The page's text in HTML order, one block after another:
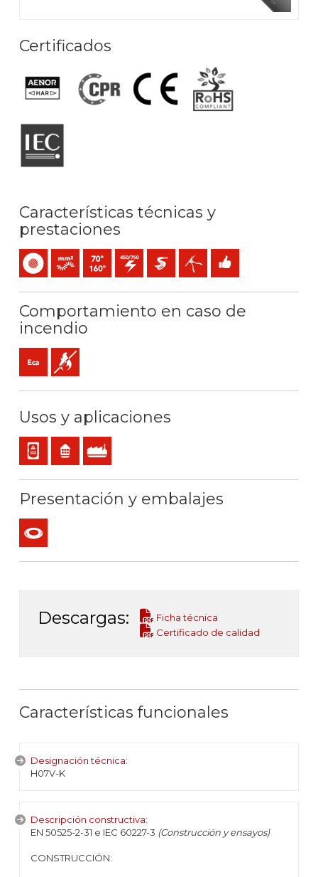
Certificados
Características técnicas y
prestaciones
Unipolar Conductor flexible (clase 5) mm2
Temperatura máx. servicio: 70ºC / 160ºC
450 / 750 V C.A.Extra-deslizante
Fácil peladoFácil instalación
Comportamiento en caso de
incendio
Eca (reacción al fuego)
No propagador de la llama
Usos y aplicaciones
Cableado interno de cuadros o equipos
ResidencialUso industrial
Presentación y embalajes
Descargas:
Ficha técnica
Certificado de calidad
Características funcionales
Designación técnica:
H07V-K
Descripción constructiva:
EN 50525-2-31 e IEC 60227-3 (Construcción y ensayos)
CONSTRUCCIÓN: